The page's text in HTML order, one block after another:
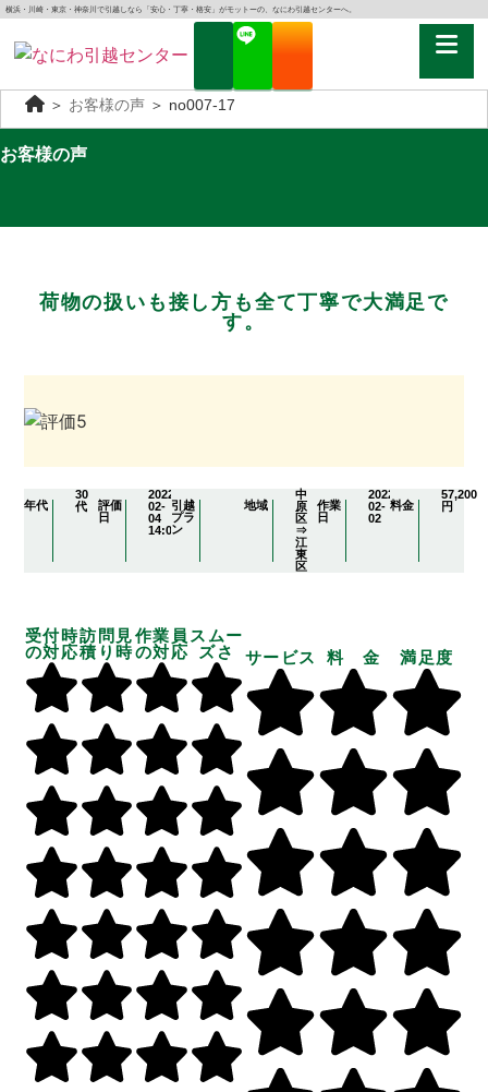
横浜・川崎・東京・神奈川で引越しなら「安心・丁寧・格安」がモットーの、なにわ引越センターへ。
＞ お客様の声 ＞ no007-17
お客様の声
荷物の扱いも接し方も全て丁寧で大満足で
す。
年代
30
代
評価
日
2022-
02-
04
14:08:26
引越
プラ
ン
地域
中
原
区
⇒
江
東
区
作業
日
2022-
02-
02
料金
57,200
円
受付時
の対応
訪問見
積り時
作業員
の対応
スムー
ズさ
サービス 料 金 満足度